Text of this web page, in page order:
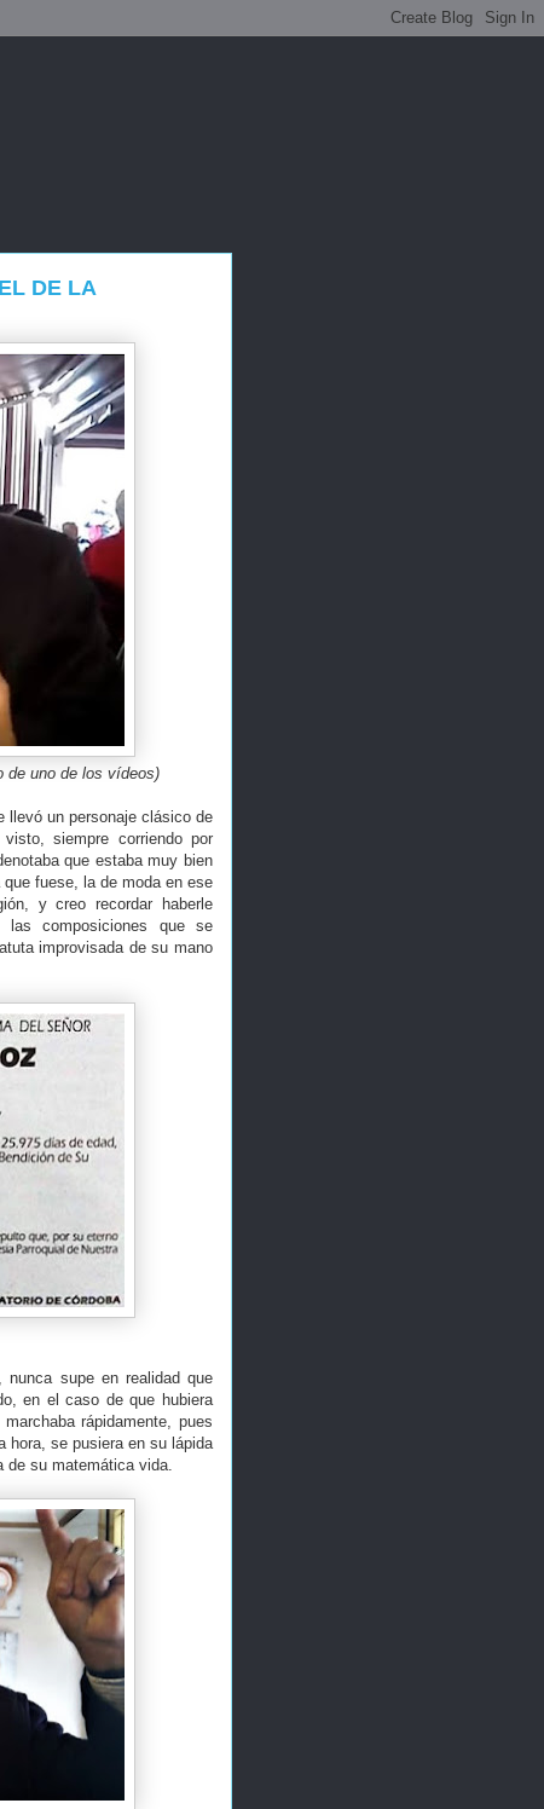
DE LA
de uno de los vídeos)
llevó un personaje clásico de
siempre corriendo por
que estaba muy bien
fuese, la de moda en ese
y creo recordar haberle
composiciones que se
improvisada de su mano
nunca supe en realidad que
en el caso de que hubiera
rápidamente, pues
hora, se pusiera en su lápida
de su matemática vida.